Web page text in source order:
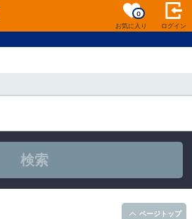
お気に入り
0
ログイン
検索
ページトップ